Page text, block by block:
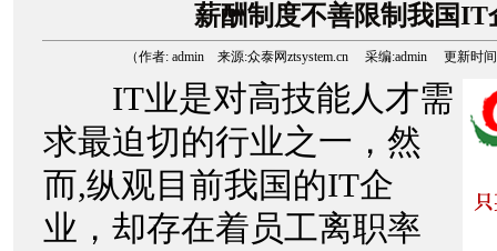
薪酬制度不善限制我国IT
（作者: admin 来源:众泰网ztsystem.cn 采编:admin 更新时间
IT业是对高技能人才需
求最迫切的行业之一，然
而,纵观目前我国的IT企
业，却存在着员工离职率